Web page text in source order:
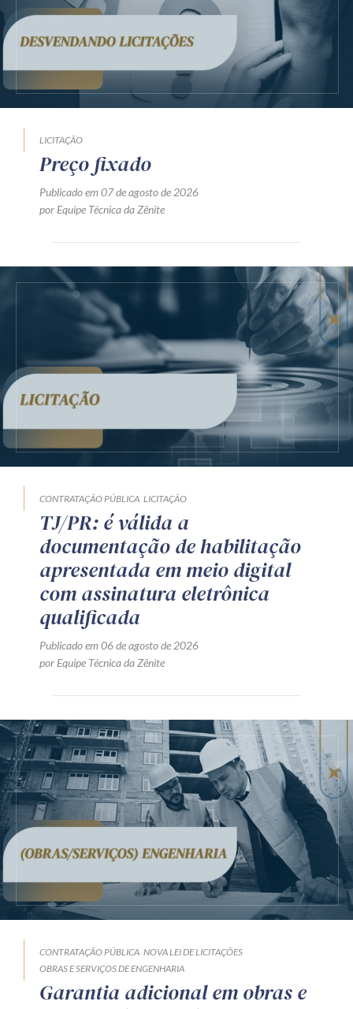
LICITAÇÃO
Preço fixado
Publicado em 07 de agosto de 2026
por Equipe Técnica da Zênite
CONTRATAÇÃO PÚBLICA LICITAÇÃO
TJ/PR: é válida a
documentação de habilitação
apresentada em meio digital
com assinatura eletrônica
qualificada
Publicado em 06 de agosto de 2026
por Equipe Técnica da Zênite
CONTRATAÇÃO PÚBLICA NOVA LEI DE LICITAÇÕES
OBRAS E SERVIÇOS DE ENGENHARIA
Garantia adicional em obras e